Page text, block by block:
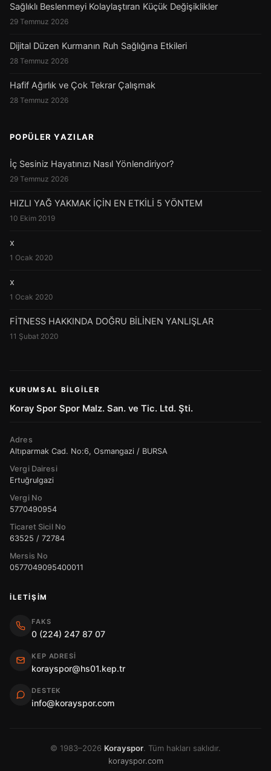
Sağlıklı Beslenmeyi Kolaylaştıran Küçük Değişiklikler
29 Temmuz 2026
Dijital Düzen Kurmanın Ruh Sağlığına Etkileri
28 Temmuz 2026
Hafif Ağırlık ve Çok Tekrar Çalışmak
28 Temmuz 2026
POPÜLER YAZILAR
İç Sesiniz Hayatınızı Nasıl Yönlendiriyor?
29 Temmuz 2026
HIZLI YAĞ YAKMAK İÇİN EN ETKİLİ 5 YÖNTEM
10 Ekim 2019
x
1 Ocak 2020
x
1 Ocak 2020
FİTNESS HAKKINDA DOĞRU BİLİNEN YANLIŞLAR
11 Şubat 2020
KURUMSAL BILGILER
Koray Spor Spor Malz. San. ve Tic. Ltd. Şti.
Adres
Altıparmak Cad. No:6, Osmangazi / BURSA
Vergi Dairesi
Ertuğrulgazi
Vergi No
5770490954
Ticaret Sicil No
63525 / 72784
Mersis No
0577049095400011
İLETIŞIM
FAKS
0 (224) 247 87 07
KEP ADRESI
korayspor@hs01.kep.tr
DESTEK
info@korayspor.com
© 1983–2026 Korayspor. Tüm hakları saklıdır.
korayspor.com